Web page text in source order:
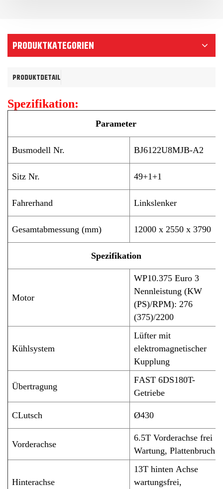
PRODUKTKATEGORIEN
PRODUKTDETAIL
Spezifikation:
Parameter
Busmodell Nr. BJ6122U8MJB-A2
Sitz Nr. 49+1+1
Fahrerhand Linkslenker
Gesamtabmessung (mm) 12000 x 2550 x 3790
Spezifikation
Motor
WP10.375 Euro 3
Nennleistung (KW
(PS)/RPM): 276
(375)/2200
Kühlsystem
Lüfter mit
elektromagnetischer
Kupplung
Übertragung
FAST 6DS180T-
Getriebe
CLutsch Ø430
Vorderachse
6.5T Vorderachse frei
Wartung, Plattenbruch
Hinterachse
13T hinten Achse
wartungsfrei,